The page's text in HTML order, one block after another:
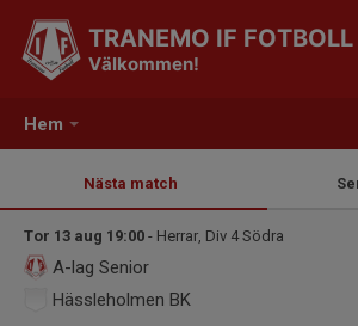
Hem
TRANEMO IF FOTBOLL
Välkommen!
Nästa match
Tor 13 aug 19:00 - Herrar, Div 4 Södra
A-lag Senior
Hässleholmen BK